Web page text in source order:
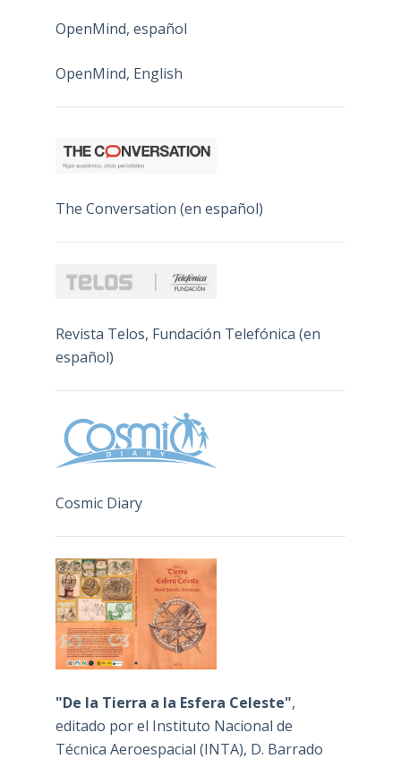
OpenMind, español
OpenMind, English
The Conversation (en español)
Revista Telos, Fundación Telefónica (en
español)
Cosmic Diary
"De la Tierra a la Esfera Celeste",
editado por el Instituto Nacional de
Técnica Aeroespacial (INTA), D. Barrado